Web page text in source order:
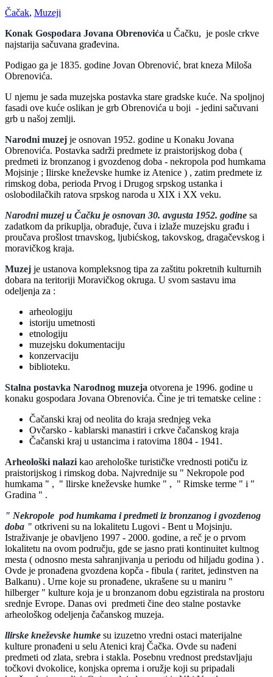
Čačak, Muzeji
Konak Gospodara Jovana Obrenovića u Čačku, je posle crkve
najstarija sačuvana građevina.
Podigao ga je 1835. godine Jovan Obrenović, brat kneza Miloša
Obrenovića.
U njemu je sada muzejska postavka stare gradske kuće. Na spoljnoj
fasadi ove kuće oslikan je grb Obrenovića u boji - jedini sačuvani
grb u našoj zemlji.
Narodni muzej je osnovan 1952. godine u Konaku Jovana
Obrenovića. Postavka sadrži predmete iz praistorijskog doba (
predmeti iz bronzanog i gvozdenog doba - nekropola pod humkama
Mojsinje ; Ilirske kneževske humke iz Atenice ) , zatim predmete iz
rimskog doba, perioda Prvog i Drugog srpskog ustanka i
oslobodilačkih ratova srpskog naroda u XIX i XX veku.
Narodni muzej u Čačku je osnovan 30. avgusta 1952. godine sa
zadatkom da prikuplja, obrađuje, čuva i izlaže muzejsku građu i
proučava prošlost trnavskog, ljubićskog, takovskog, dragačevskog i
moravičkog kraja.
Muzej je ustanova kompleksnog tipa za zaštitu pokretnih kulturnih
dobara na teritoriji Moravičkog okruga. U svom sastavu ima
odeljenja za :
arheologiju
istoriju umetnosti
etnologiju
muzejsku dokumentaciju
konzervaciju
biblioteku.
Stalna postavka Narodnog muzeja otvorena je 1996. godine u
konaku gospodara Jovana Obrenovića. Čine je tri tematske celine :
Čačanski kraj od neolita do kraja srednjeg veka
Ovčarsko - kablarski manastiri i crkve čačanskog kraja
Čačanski kraj u ustancima i ratovima 1804 - 1941.
Arheološki nalazi kao arehološke turističke vrednosti potiču iz
praistorijskog i rimskog doba. Najvrednije su " Nekropole pod
humkama " , " llirske kneževske humke " , " Rimske terme " i "
Gradina " .
" Nekropole pod humkama i predmeti iz bronzanog i gvozdenog
doba " otkriveni su na lokalitetu Lugovi - Bent u Mojsinju.
Istraživanje je obavljeno 1997 - 2000. godine, a reč je o prvom
lokalitetu na ovom području, gde se jasno prati kontinuitet kultnog
mesta ( odnosno mesta sahranjivanja u periodu od hiljadu godina ) .
Ovde je pronađena gvozdena kopča - fibula ( raritet, jedinstven na
Balkanu) . Urne koje su pronađene, ukrašene su u maniru "
hilberger " kulture koja je u bronzanom dobu egzistirala na prostoru
srednje Evrope. Danas ovi predmeti čine deo stalne postavke
arheološkog odeljenja čačanskog muzeja.
llirske kneževske humke su izuzetno vredni ostaci materijalne
kulture pronađeni u selu Atenici kraj Čačka. Ovde su nađeni
predmeti od zlata, srebra i stakla. Posebnu vrednost predstavljaju
točkovi dvokolice, konjska oprema i oružje koji su pripadali